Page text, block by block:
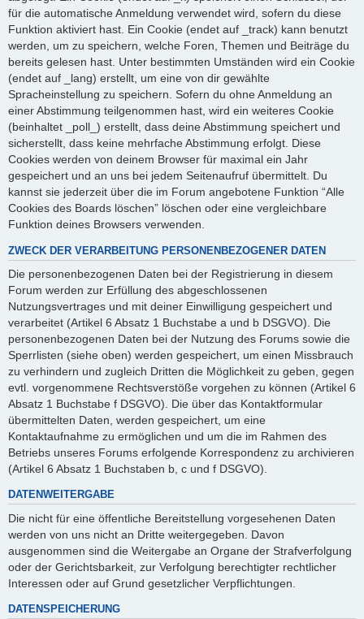
für die automatische Anmeldung verwendet wird, sofern du diese
Funktion aktiviert hast. Ein Cookie (endet auf _track) kann benutzt
werden, um zu speichern, welche Foren, Themen und Beiträge du
bereits gelesen hast. Unter bestimmten Umständen wird ein Cookie
(endet auf _lang) erstellt, um eine von dir gewählte
Spracheinstellung zu speichern. Sofern du ohne Anmeldung an
einer Abstimmung teilgenommen hast, wird ein weiteres Cookie
(beinhaltet _poll_) erstellt, dass deine Abstimmung speichert und
sicherstellt, dass keine mehrfache Abstimmung erfolgt. Diese
Cookies werden von deinem Browser für maximal ein Jahr
gespeichert und an uns bei jedem Seitenaufruf übermittelt. Du
kannst sie jederzeit über die im Forum angebotene Funktion “Alle
Cookies des Boards löschen” löschen oder eine vergleichbare
Funktion deines Browsers verwenden.
ZWECK DER VERARBEITUNG PERSONENBEZOGENER DATEN
Die personenbezogenen Daten bei der Registrierung in diesem
Forum werden zur Erfüllung des abgeschlossenen
Nutzungsvertrages und mit deiner Einwilligung gespeichert und
verarbeitet (Artikel 6 Absatz 1 Buchstabe a und b DSGVO). Die
personenbezogenen Daten bei der Nutzung des Forums sowie die
Sperrlisten (siehe oben) werden gespeichert, um einen Missbrauch
zu verhindern und zugleich Dritten die Möglichkeit zu geben, gegen
evtl. vorgenommene Rechtsverstöße vorgehen zu können (Artikel 6
Absatz 1 Buchstabe f DSGVO). Die über das Kontaktformular
übermittelten Daten, werden gespeichert, um eine
Kontaktaufnahme zu ermöglichen und um die im Rahmen des
Betriebs unseres Forums erfolgende Korrespondenz zu archivieren
(Artikel 6 Absatz 1 Buchstaben b, c und f DSGVO).
DATENWEITERGABE
Die nicht für eine öffentliche Bereitstellung vorgesehenen Daten
werden von uns nicht an Dritte weitergegeben. Davon
ausgenommen sind die Weitergabe an Organe der Strafverfolgung
oder der Gerichtsbarkeit, zur Verfolgung berechtigter rechtlicher
Interessen oder auf Grund gesetzlicher Verpflichtungen.
DATENSPEICHERUNG